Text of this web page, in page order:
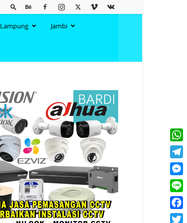
Lampung Jambi
Line